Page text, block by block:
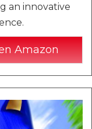
an innovative
Amazon